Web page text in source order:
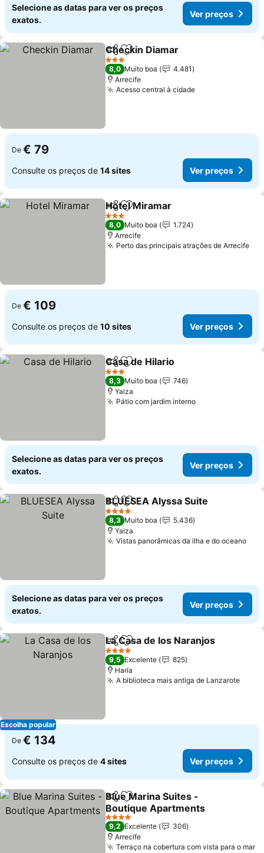
Selecione as datas para ver os preços
exatos.
Ver preços
PartilharAdicionar aos favoritos
Checkin Diamar
3 Estrelas
8,0 Muito boa
4.481
Arrecife
Acesso central à cidadeVer preços
De € 79
Consulte os preços de 14 sites Ver preços
PartilharAdicionar aos favoritos
Hotel Miramar
3 Estrelas
8,0 Muito boa
1.724
Arrecife
Perto das principais atrações de Arrecife
De € 109
Consulte os preços de 10 sites Ver preços
PartilharAdicionar aos favoritos
Casa de Hilario
3 Estrelas
8,3 Muito boa
746
Yaiza
Pátio com jardim internoVer preços
Selecione as datas para ver os preços
exatos.
Ver preços
PartilharAdicionar aos favoritos
BLUESEA Alyssa Suite
4 Estrelas
8,3 Muito boa
5.436
Yaiza
Vistas panorâmicas da ilha e do oceanoVer
Selecione as datas para ver os preços
exatos.
Ver preços
Escolha popular
PartilharAdicionar aos favoritos
La Casa de los Naranjos
4 Estrelas
9,5 Excelente
825
Haría
A biblioteca mais antiga de LanzaroteVer
De € 134
Consulte os preços de 4 sites Ver preços
PartilharAdicionar aos favoritos
Blue Marina Suites -
Boutique Apartments
Ver preços
4 Estrelas
9,2 Excelente
306
Arrecife
Terraço na cobertura com vista para o mar